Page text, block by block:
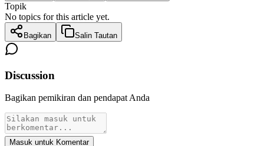
Topik
No topics for this article yet.
Bagikan Salin Tautan
Discussion
Bagikan pemikiran dan pendapat Anda
Masuk untuk Komentar